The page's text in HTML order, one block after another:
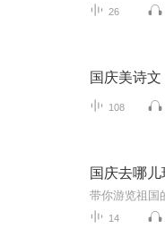
26
国庆美诗文
108
国庆去哪儿
带你游览祖
14